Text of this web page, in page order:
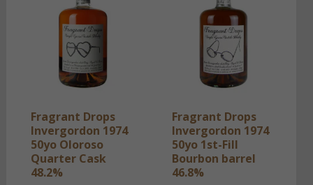
Fragrant Drops
Invergordon 1974
50yo Oloroso
Quarter Cask
48.2%
Fragrant Drops
Invergordon 1974
50yo 1st-Fill
Bourbon barrel
46.8%